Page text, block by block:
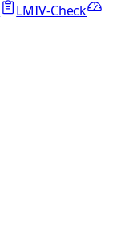
LMIV-Check